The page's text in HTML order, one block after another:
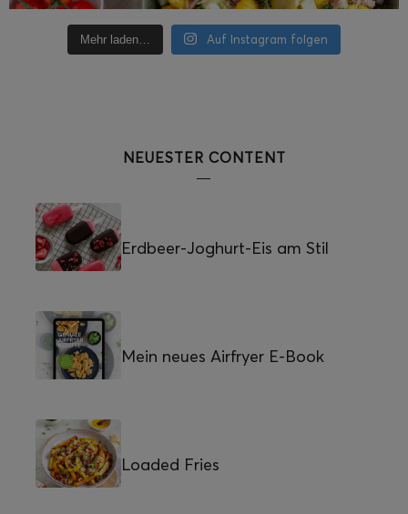
Mehr laden… Auf Instagram folgen
NEUESTER CONTENT
Erdbeer-Joghurt-Eis am Stil
Mein neues Airfryer E-Book
Loaded Fries